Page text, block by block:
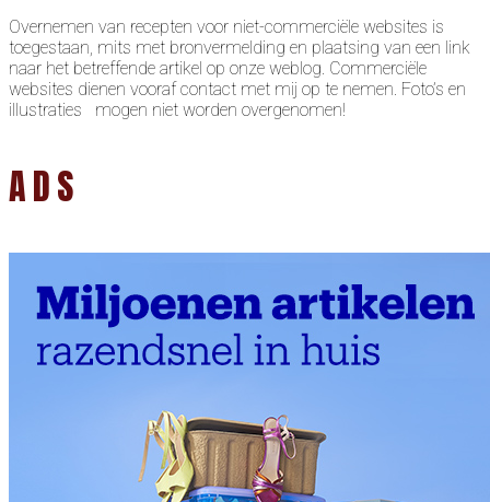
Overnemen van recepten voor niet-commerciële websites is
toegestaan, mits met bronvermelding en plaatsing van een link
naar het betreffende artikel op onze weblog. Commerciële
websites dienen vooraf contact met mij op te nemen. Foto’s en
illustraties mogen niet worden overgenomen!
ADS